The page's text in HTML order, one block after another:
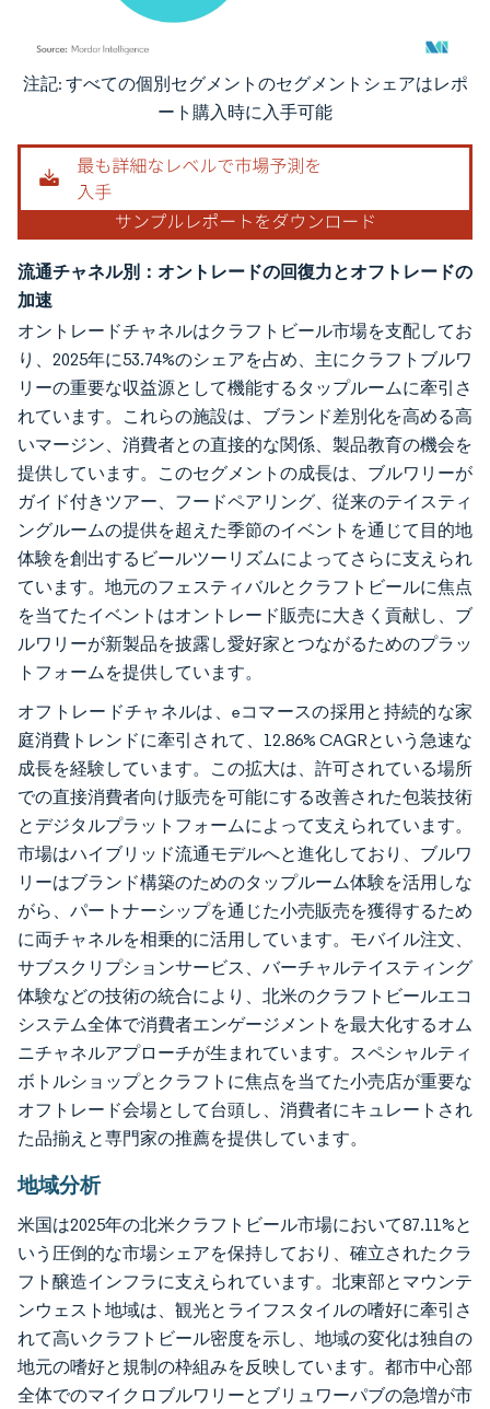
画像 © Mordor Intelligence。再利用にはCC BY 4.0の表示が必要です。
注記: すべての個別セグメントのセグメントシェアはレポ
ート購入時に入手可能
流通チャネル別：オントレードの回復力とオフトレードの
加速
オントレードチャネルはクラフトビール市場を支配してお
り、2025年に53.74%のシェアを占め、主にクラフトブルワ
リーの重要な収益源として機能するタップルームに牽引さ
れています。これらの施設は、ブランド差別化を高める高
いマージン、消費者との直接的な関係、製品教育の機会を
提供しています。このセグメントの成長は、ブルワリーが
ガイド付きツアー、フードペアリング、従来のテイスティ
ングルームの提供を超えた季節のイベントを通じて目的地
体験を創出するビールツーリズムによってさらに支えられ
ています。地元のフェスティバルとクラフトビールに焦点
を当てたイベントはオントレード販売に大きく貢献し、ブ
ルワリーが新製品を披露し愛好家とつながるためのプラッ
トフォームを提供しています。
オフトレードチャネルは、eコマースの採用と持続的な家
庭消費トレンドに牽引されて、12.86% CAGRという急速な
成長を経験しています。この拡大は、許可されている場所
での直接消費者向け販売を可能にする改善された包装技術
とデジタルプラットフォームによって支えられています。
市場はハイブリッド流通モデルへと進化しており、ブルワ
リーはブランド構築のためのタップルーム体験を活用しな
がら、パートナーシップを通じた小売販売を獲得するため
に両チャネルを相乗的に活用しています。モバイル注文、
サブスクリプションサービス、バーチャルテイスティング
体験などの技術の統合により、北米のクラフトビールエコ
システム全体で消費者エンゲージメントを最大化するオム
ニチャネルアプローチが生まれています。スペシャルティ
ボトルショップとクラフトに焦点を当てた小売店が重要な
オフトレード会場として台頭し、消費者にキュレートされ
た品揃えと専門家の推薦を提供しています。
地域分析
米国は2025年の北米クラフトビール市場において87.11%と
いう圧倒的な市場シェアを保持しており、確立されたクラ
フト醸造インフラに支えられています。北東部とマウンテ
ンウェスト地域は、観光とライフスタイルの嗜好に牽引さ
れて高いクラフトビール密度を示し、地域の変化は独自の
地元の嗜好と規制の枠組みを反映しています。都市中心部
全体でのマイクロブルワリーとブリュワーパブの急増が市